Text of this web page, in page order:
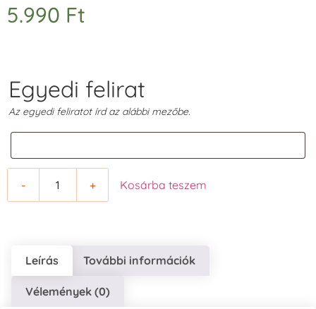
5.990 Ft
Egyedi felirat
Az egyedi feliratot írd az alábbi mezőbe.
- + Kosárba teszem
Leírás További információk
Vélemények (0)